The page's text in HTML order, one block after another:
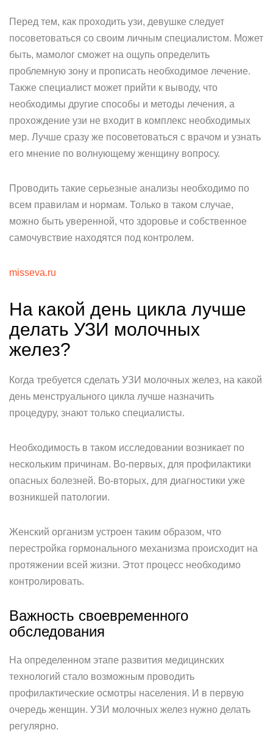
Перед тем, как проходить узи, девушке следует
посоветоваться со своим личным специалистом. Может
быть, мамолог сможет на ощупь определить
проблемную зону и прописать необходимое лечение.
Также специалист может прийти к выводу, что
необходимы другие способы и методы лечения, а
прохождение узи не входит в комплекс необходимых
мер. Лучше сразу же посоветоваться с врачом и узнать
его мнение по волнующему женщину вопросу.
Проводить такие серьезные анализы необходимо по
всем правилам и нормам. Только в таком случае,
можно быть уверенной, что здоровье и собственное
самочувствие находятся под контролем.
misseva.ru
На какой день цикла лучше
делать УЗИ молочных
желез?
Когда требуется сделать УЗИ молочных желез, на какой
день менструального цикла лучше назначить
процедуру, знают только специалисты.
Необходимость в таком исследовании возникает по
нескольким причинам. Во-первых, для профилактики
опасных болезней. Во-вторых, для диагностики уже
возникшей патологии.
Женский организм устроен таким образом, что
перестройка гормонального механизма происходит на
протяжении всей жизни. Этот процесс необходимо
контролировать.
Важность своевременного
обследования
На определенном этапе развития медицинских
технологий стало возможным проводить
профилактические осмотры населения. И в первую
очередь женщин. УЗИ молочных желез нужно делать
регулярно.